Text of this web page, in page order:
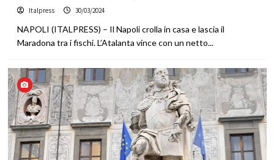
Italpress 30/03/2024
NAPOLI (ITALPRESS) – Il Napoli crolla in casa e lascia il
Maradona tra i fischi. L’Atalanta vince con un netto...